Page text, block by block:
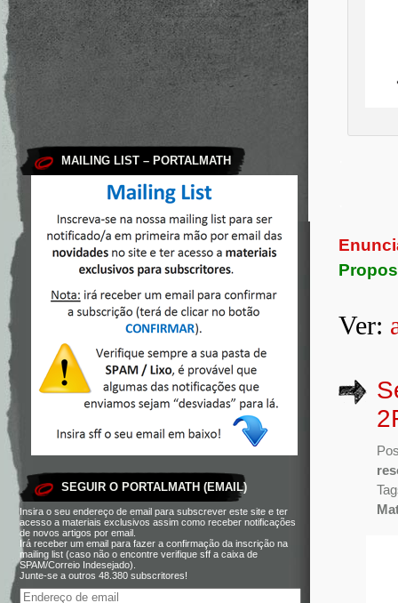
MAILING LIST – PORTALMATH
SEGUIR O PORTALMATH (EMAIL)
Insira o seu endereço de email para subscrever este site e ter
acesso a materiais exclusivos assim como receber notificações
de novos artigos por email.
Irá receber um email para fazer a confirmação da inscrição na
mailing list (caso não o encontre verifique sff a caixa de
SPAM/Correio Indesejado).
Junte-se a outros 48.380 subscritores!
Ver: